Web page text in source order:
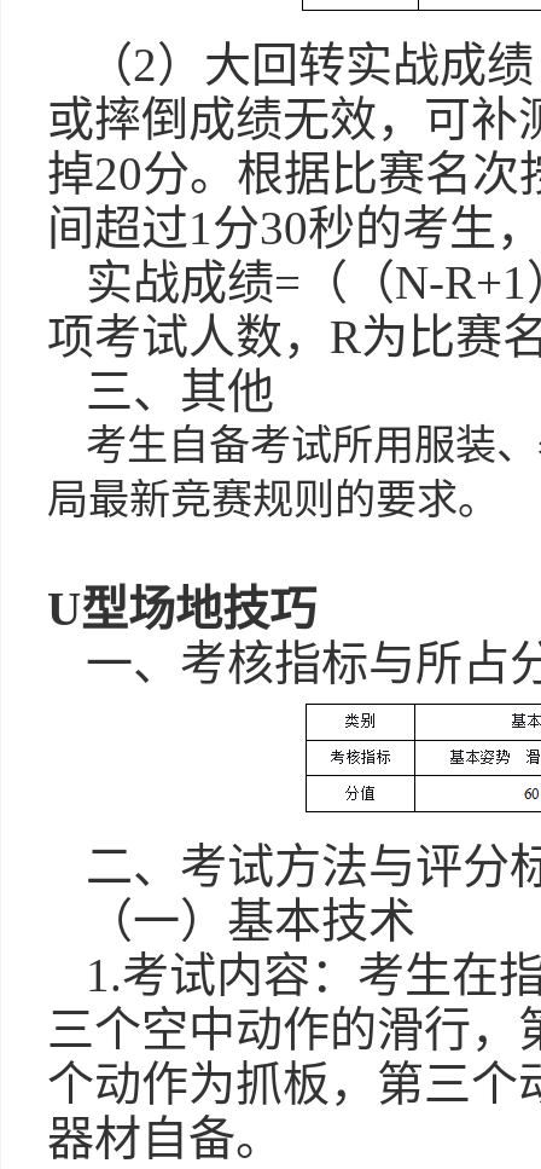
（2）大回转实战成
或摔倒成绩无效，可补
掉20分。根据比赛名
间超过1分30秒的考生
实战成绩=（（N-
项考试人数，R为比赛
三、其他
考生自备考试所用服装
局最新竞赛规则的要求。
U型场地技巧
一、考核指标与所占
二、考试方法与评分
（一）基本技术
1.考试内容：考生在
三个空中动作的滑行，
个动作为抓板，第三个
器材自备。